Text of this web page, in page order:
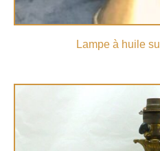
Lampe à huile